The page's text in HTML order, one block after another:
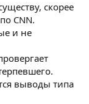
скорее
CNN.
и не
выводы типа